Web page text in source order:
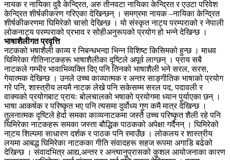
नायक र नायिका दुवै केन्द्रित, अरु तीनवटा नायिका केन्द्रित र एउटा परिवेश
केन्द्रित शीर्षकीकरण गरिएका देखिन्छन् । समग्रमा नायक –नायिका केन्द्रित
शीर्षकीकरणमा घिमिरेको चासो देखिन्छ । यो संस्कृत नाट्य परम्पराको र नेपाली
लोकनाट्य परम्पराको प्रभाव र सोहीअनुरूपको प्रयोग हो भन्ने देखिन्छ ।
भाषाशैलीगत प्रवृत्ति
नटकको भषाशैली काव्य र निबन्धभन्दा भिन्न विशिष्ट किसिमको हुन्छ । माधव
घिमिरेका गीतिनाटकहरू भाषाशैलीका दृष्टिले अपूर्व लाग्छन् । प्राय सबै
नाटकले गम्भीर भावाभिव्यक्ति दिए पनि तिनको भाषाशैली भने सरल, सरस,
गेयात्मक देखिन्छ । उनले उच्च काव्यात्मक र अन्तर साङ्गीतिक भाषाको प्रयोग
गरे पनि, शास्त्रीय लयमै नाटक लेखे पनि सकेसम्म सरल पद, पदावली र
वाक्यको प्रयोगबाट प्रायः बोलचालको भषाको प्रयोगमा ध्यान पुर्याएका छन् ।
भाषा आकर्षक र परिष्कृत भए पनि त्यसमा दुर्वोध्य गुण कमै मात्र देखिन्छ ।
तुलनात्मक दृष्टिले हेर्दा समका काव्यनाटकमा जस्तै उच्च परिष्कृत शैली रहे पनि
घिमिरेका नाटकहरू समका जस्ता बौद्धिक पाठकको अपेक्षा गर्दैनन् । घिमिरेको
ना्टय शिल्पमा साधारण दर्शक र पाठक पनि रमाउँछ । लोकलय र शास्त्रीय
लयमा आबद्ध घिमिरेका नाटकका गीति संवादहरू सहज रूपमा अगाडि बढेको
देखिन्छ । संवादभित्र आद्य,अन्तर र अन्त्यानुप्रासको कुशल आयोजनाका कारण